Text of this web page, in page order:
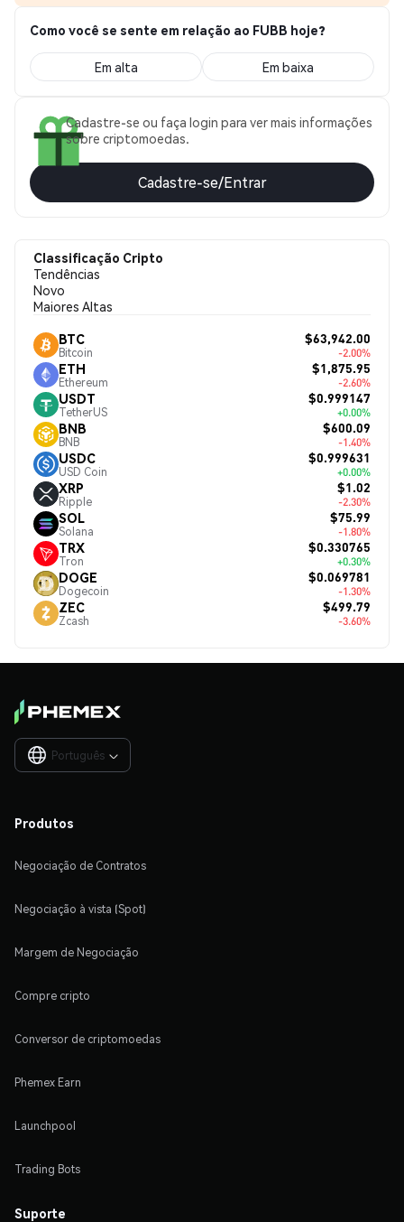
Como você se sente em relação ao FUBB hoje?
Em alta Em baixa
Cadastre-se ou faça login para ver mais informações
sobre criptomoedas.
Cadastre-se/Entrar
Classificação Cripto
Tendências
Novo
Maiores Altas
BTC
Bitcoin
$63,942.00
-2.00%
ETH
Ethereum
$1,875.95
-2.60%
USDT
TetherUS
$0.999147
+0.00%
BNB
BNB
$600.09
-1.40%
USDC
USD Coin
$0.999631
+0.00%
XRP
Ripple
$1.02
-2.30%
SOL
Solana
$75.99
-1.80%
TRX
Tron
$0.330765
+0.30%
DOGE
Dogecoin
$0.069781
-1.30%
ZEC
Zcash
$499.79
-3.60%
Português 
Produtos
Negociação de Contratos
Negociação à vista (Spot)
Margem de Negociação
Compre cripto
Conversor de criptomoedas
Phemex Earn
Launchpool
Trading Bots
Suporte